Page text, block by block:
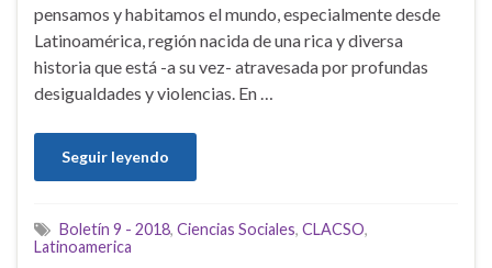
pensamos y habitamos el mundo, especialmente desde
Latinoamérica, región nacida de una rica y diversa
historia que está -a su vez- atravesada por profundas
desigualdades y violencias. En …
Seguir leyendo
Boletín 9 - 2018, Ciencias Sociales, CLACSO,
Latinoamerica